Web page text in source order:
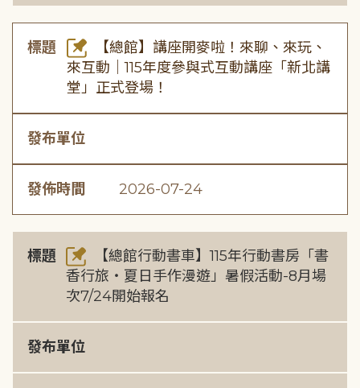
標題
【總館】講座開麥啦！來聊、來玩、
來互動｜115年度參與式互動講座「新北講
堂」正式登場！
發布單位
發佈時間 2026-07-24
標題
【總館行動書車】115年行動書房「書
香行旅・夏日手作漫遊」暑假活動-8月場
次7/24開始報名
發布單位